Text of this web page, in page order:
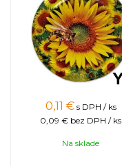
0,11 € s DPH / ks
0,09 € bez DPH / ks
Na sklade